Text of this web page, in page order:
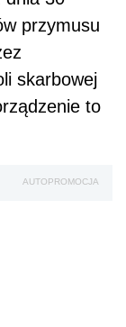
przymusu
skarbowej
to
AUTOPROMOCJA